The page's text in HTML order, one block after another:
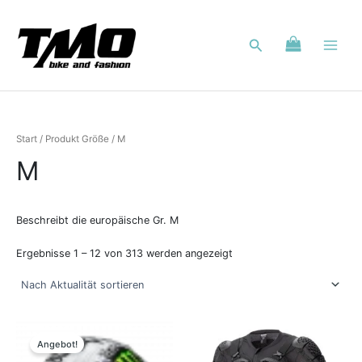
springen
Suchen
Start / Produkt Größe / M
M
Beschreibt die europäische Gr. M
Ergebnisse 1 – 12 von 313 werden angezeigt
Angebot!
Preis
war:
Preis
ist:
weist
weist